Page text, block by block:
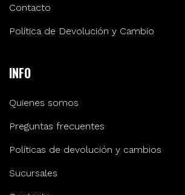
Contacto
Política de Devolución y Cambio
INFO
Quienes somos
Preguntas frecuentes
Políticas de devolución y cambios
Sucursales